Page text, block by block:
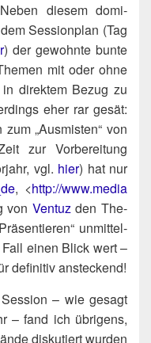
Neben die­sem domi­
Ses­si­onplan (Tag
) der gewohn­te bun­te
mit oder ohne
direk­tem Bezug zu
eher rar gesät:
„Aus­mis­ten“ von
zur Vor­be­rei­tung
vgl. hier) hat nur
, <http://​www​.media​
von Ven­tuzden The­
unmit­tel­
einen Blick wert –
defi­ni­tiv ansteckend!
– wie gesagt
– fand ich übri­gens,
dis­ku­tiert wur­den